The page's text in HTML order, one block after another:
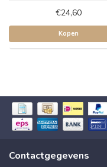
€24,60
Kopen
Contactgegevens